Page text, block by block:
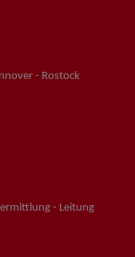
- Rostock
- Leitung